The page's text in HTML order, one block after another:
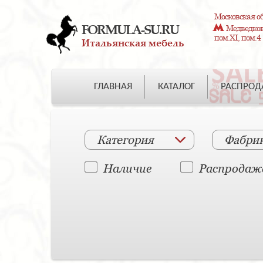
FORMULA-SU.RU
Итальянская мебель
Московская
пом.XI, пом.4
ГЛАВНАЯ КАТАЛОГ
Категория
Наличие